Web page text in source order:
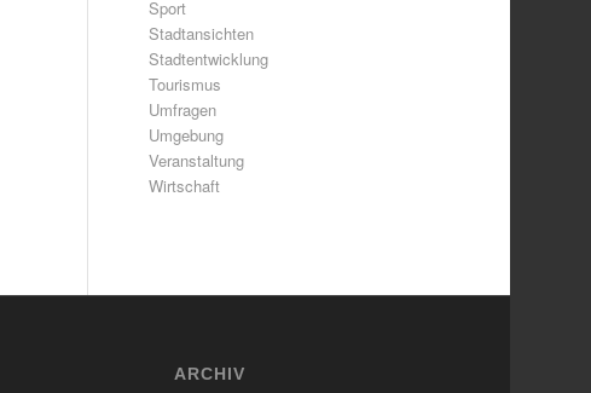
Sport
Stadtansichten
Stadtentwicklung
Tourismus
Umfragen
Umgebung
Veranstaltung
Wirtschaft
ARCHIV